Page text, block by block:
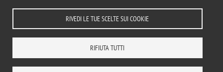
RIVEDI LE TUE SCELTE SUI COOKIE
RIFIUTA TUTTI
Note legali Privacy Amministrazione trasparente
Accessibilità
Rivedi le tue scelte sui cookie